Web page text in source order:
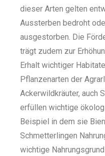
dieser Arten gelten
Aussterben bedroht
ausgestorben. Die
trägt zudem zur
Erhalt wichtiger
Pflanzenarten der
Ackerwildkräuter, auch
erfüllen wichtige
Beispiel in dem sie
Schmetterlingen
wichtige